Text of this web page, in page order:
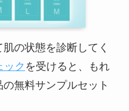
の状態を診断してく
ク を受けると、もれ
無料サンプルセット